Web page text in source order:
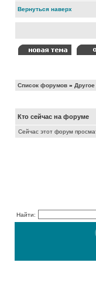
Вернуться наверх
Список форумов »
Кто сейчас на форуме
Сейчас этот форум
Найти: